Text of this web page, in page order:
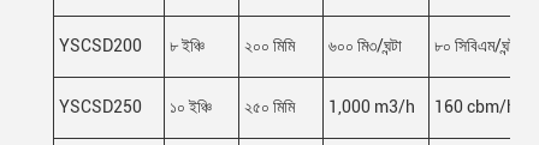
YSCSD200 ৮ ইঞ্চি ২০০ মিমি ৬০০ মি৩/ঘন্টা ৮০ সিবিএম/ঘন্টা
YSCSD250 ১০ ইঞ্চি ২৫০ মিমি 1,000 m3/h 160 cbm/h